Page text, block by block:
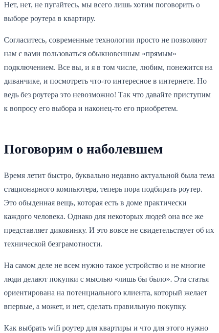
Нет, нет, не пугайтесь, мы всего лишь хотим поговорить о
выборе роутера в квартиру.
Согласитесь, современные технологии просто не позволяют
нам с вами пользоваться обыкновенным «прямым»
подключением. Все вы, и я в том числе, любим, понежится на
диванчике, и посмотреть что-то интересное в интернете. Но
ведь без роутера это невозможно! Так что давайте приступим
к вопросу его выбора и наконец-то его приобретем.
Поговорим о наболевшем
Время летит быстро, буквально недавно актуальной была тема
стационарного компьютера, теперь пора подбирать роутер.
Это обыденная вещь, которая есть в доме практически
каждого человека. Однако для некоторых людей она все же
представляет диковинку. И это вовсе не свидетельствует об их
технической безграмотности.
На самом деле не всем нужно такое устройство и не многие
люди делают покупки с мыслью «лишь бы было». Эта статья
ориентирована на потенциального клиента, который желает
впервые, а может, и нет, сделать правильную покупку.
Как выбрать wifi роутер для квартиры и что для этого нужно